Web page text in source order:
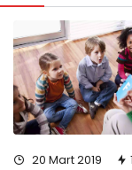
20 Mart 2019